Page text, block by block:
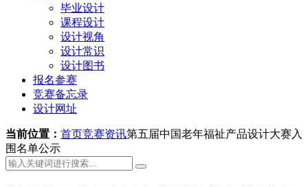
毕业设计
课程设计
设计视角
设计常识
设计图书
报名参赛
竞赛备忘录
设计网址
当前位置： 首页竞赛资讯第五届中国老年福祉产品设计大赛入
围名单公示